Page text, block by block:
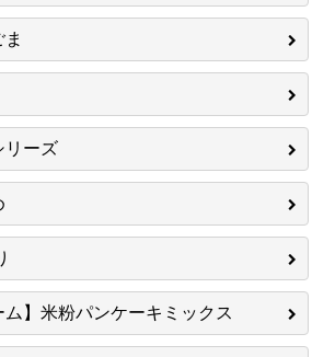
リーズ
ム】米粉パンケーキミックス